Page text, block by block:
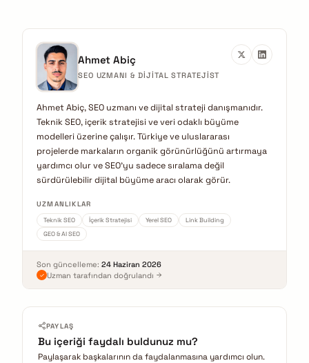
Ahmet Abiç
SEO UZMANI & DIJITAL STRATEJIST
Ahmet Abiç, SEO uzmanı ve dijital strateji danışmanıdır.
Teknik SEO, içerik stratejisi ve veri odaklı büyüme
modelleri üzerine çalışır. Türkiye ve uluslararası
projelerde markaların organik görünürlüğünü artırmaya
yardımcı olur ve SEO'yu sadece sıralama değil
sürdürülebilir dijital büyüme aracı olarak görür.
UZMANLIKLAR
Teknik SEO İçerik Stratejisi Yerel SEO
Link Building
GEO & AI SEO
Son güncelleme: 24 Haziran 2026
Uzman tarafından doğrulandı
PAYLAŞ
Bu içeriği faydalı buldunuz mu?
Paylaşarak başkalarının da faydalanmasına yardımcı olun.